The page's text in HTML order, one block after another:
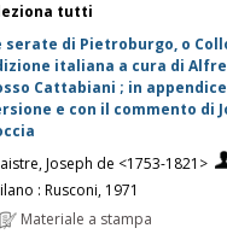
tutti
serate di Pietroburgo, o
italiana a cura di
Cattabiani ; in
e con il commento di
Joseph de <1753-1821>
: Rusconi, 1971
Materiale a stampa